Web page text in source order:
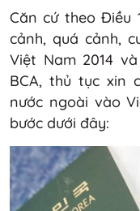
Căn cứ theo Điều
cảnh, quá cảnh,
Việt Nam 2014
BCA, thủ tục xin
nước ngoài vào
bước dưới đây: